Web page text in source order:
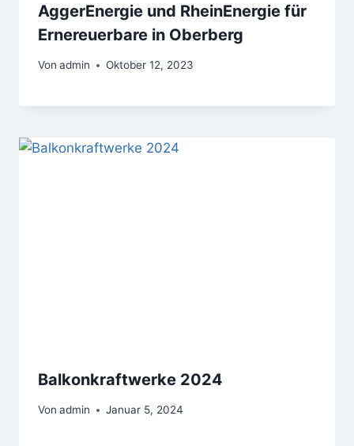
AggerEnergie und RheinEnergie für
Ernereuerbare in Oberberg
Von admin Oktober 12, 2023
Balkonkraftwerke 2024
Von admin Januar 5, 2024